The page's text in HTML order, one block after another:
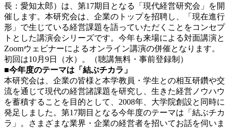
長：愛知太郎）は、第17期目となる「現代経営研究会」を開
催します。本研究会は、企業のトップを招聘し、「現在進行
形」で生じている経営課題を語っていただくことをコンセプ
トとした講演会シリーズです。今年も来場による対面講演と
Zoomウェビナーによるオンライン講演の併催となります。
初回は10月9日（水）。（聴講無料・事前登録制）
■今年度のテーマは「結ぶチカラ」
本研究会は、企業の皆様と本学教員・学生との相互研鑽や交
流を通じて現代の経営諸課題を研究し、生きた経営ノウハウ
を蓄積することを目的として、2008年、大学院創設と同時に
発足しました。第17期目となる今年度のテーマは「結ぶチカ
ラ」。さまざまな業界・企業の経営者を招いてお話を伺いま